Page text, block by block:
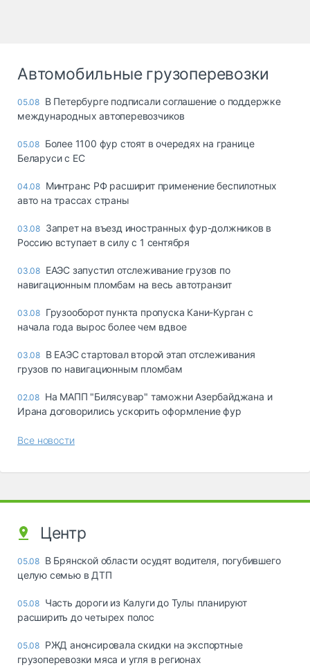
Автомобильные грузоперевозки
05.08 В Петербурге подписали соглашение о поддержке
международных автоперевозчиков
05.08 Более 1100 фур стоят в очередях на границе
Беларуси с ЕС
04.08 Минтранс РФ расширит применение беспилотных
авто на трассах страны
03.08 Запрет на въезд иностранных фур-должников в
Россию вступает в силу с 1 сентября
03.08 ЕАЭС запустил отслеживание грузов по
навигационным пломбам на весь автотранзит
03.08 Грузооборот пункта пропуска Кани-Курган с
начала года вырос более чем вдвое
03.08 В ЕАЭС стартовал второй этап отслеживания
грузов по навигационным пломбам
02.08 На МАПП "Билясувар" таможни Азербайджана и
Ирана договорились ускорить оформление фур
Все новости
Центр
05.08 В Брянской области осудят водителя, погубившего
целую семью в ДТП
05.08 Часть дороги из Калуги до Тулы планируют
расширить до четырех полос
05.08 РЖД анонсировала скидки на экспортные
грузоперевозки мяса и угля в регионах